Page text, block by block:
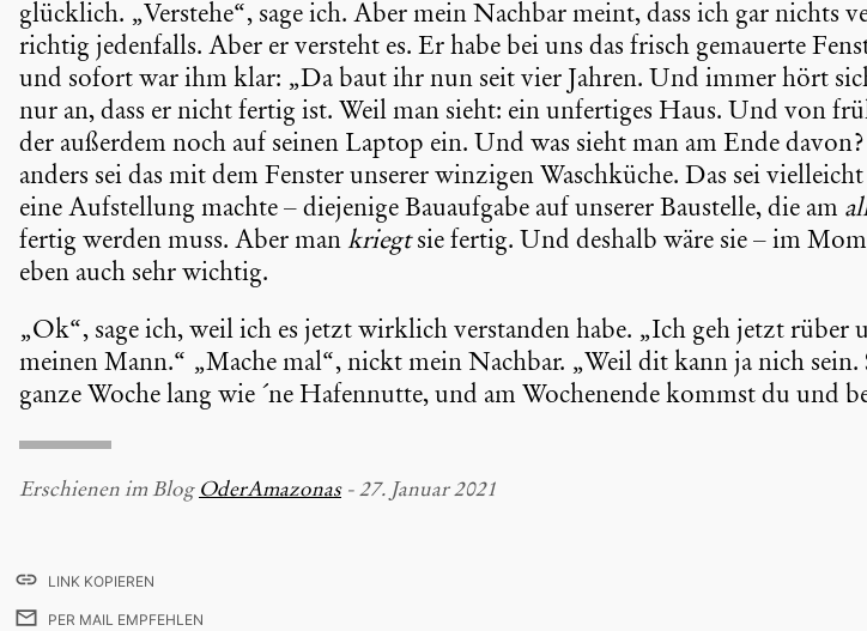
glücklich. „Verstehe“, sage ich. Aber mein Nachbar meint, dass ich gar nichts
richtig jeden­falls. Aber er versteht es. Er habe bei uns das frisch gemauerte
und sofort war ihm klar: „Da baut ihr nun seit vier Jahren. Und immer hört
nur an, dass er nicht fertig ist. Weil man sieht: ein unfer­tiges Haus. Und von
der außerdem noch auf seinen Laptop ein. Und was sieht man am Ende
anders sei das mit dem Fenster unserer winzigen Wasch­küche. Das sei
eine Aufstel­lung machte – diejenige Bauauf­gabe auf unserer Baustelle, die am
fertig werden muss. Aber man kriegtsie fertig. Und deshalb wäre sie – im
eben auch sehr wichtig.
„Ok“, sage ich, weil ich es jetzt wirklich verstanden habe. „Ich geh jetzt rüber
meinen Mann.“ „Mache mal“, nickt mein Nachbar. „Weil dit kann ja nich sein.
ganze Woche lang wie ´ne Hafen­nutte, und am Wochen­ende kommst du und
Erschienen im Blog OderAma­zonas- 27. Januar 2021
LINK KOPIEREN
PER MAIL EMPFEHLEN